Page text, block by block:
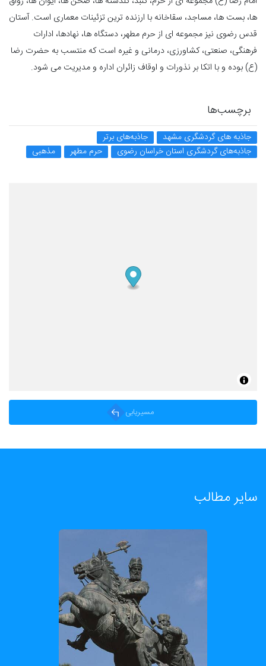
مسیریابی
ها، بست ها، مساجد، سقاخانه با ارزنده ترین تزئینات معماری است. آستان
قدس رضوی نیز مجموعه ای از حرم مطهر، دستگاه ها، نهادها، ادارات
فرهنگی، صنعتی، کشاورزی، درمانی و غیره است که منتسب به حضرت رضا
(ع) بوده و با اتکا بر نذورات و اوقاف زائران اداره و مدیریت می شود.
برچسب‌ها
جاذبه های گردشگری مشهد
جاذبه‌های برتر
جاذبه‌های گردشگری استان خراسان رضوی
حرم مطهر مذهبی
سایر مطالب